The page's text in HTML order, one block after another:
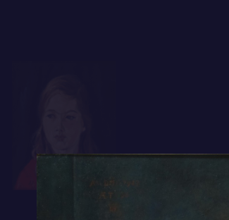
tijdschriftWendingenin
van Konijnenburg’, en hij
Willem A. van Konijnenburg,